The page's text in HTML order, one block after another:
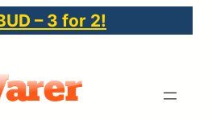
– 3 for 2!